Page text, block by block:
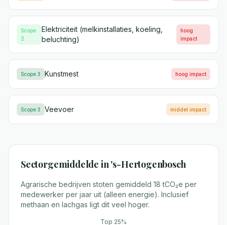
Scope
2
Elektriciteit (melkinstallaties, koeling,
beluchting)
hoog
impact
Scope 3 Kunstmest hoog impact
Scope 3 Veevoer middel impact
Sectorgemiddelde in's-Hertogenbosch
Agrarische bedrijven stoten gemiddeld 18 tCO₂e per
medewerker per jaar uit (alleen energie). Inclusief
methaan en lachgas ligt dit veel hoger.
Top 25%